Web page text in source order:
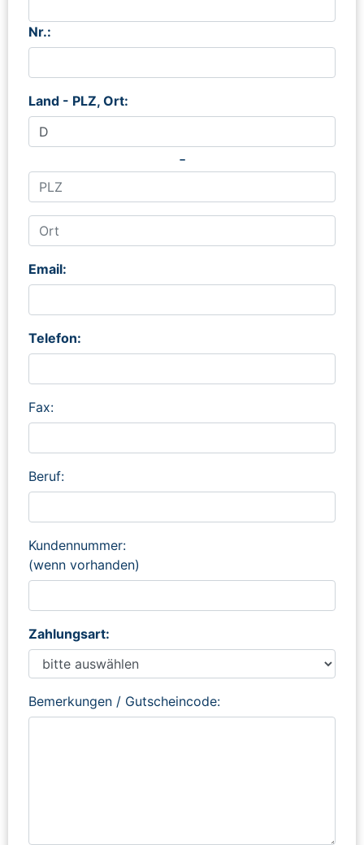
Nr.:
Land - PLZ, Ort:
-
Email:
Telefon:
Fax:
Beruf:
Kundennummer:
(wenn vorhanden)
Zahlungsart:
Bemerkungen / Gutscheincode: